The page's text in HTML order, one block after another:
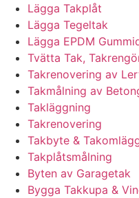
Lägga Takplåt
Lägga Tegeltak
Lägga EPDM
Tvätta Tak,
Takrenovering av
Takmålning av
Takläggning
Takrenovering
Takbyte &
Takplåtsmålning
Byten av Garagetak
Bygga Takkupa &